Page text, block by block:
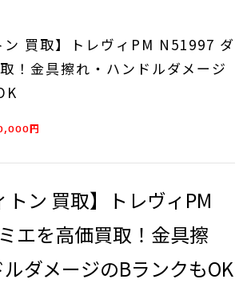
ン 買取】トレヴィPM N51997 ダ
！金具擦れ・ハンドルダメージ
円
トン 買取】トレヴィPM
エを高価買取！金具擦
ダメージのBランクもOK